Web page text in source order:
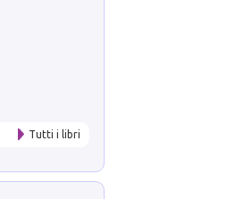
Tutti i libri